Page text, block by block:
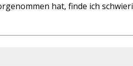
hat, finde ich